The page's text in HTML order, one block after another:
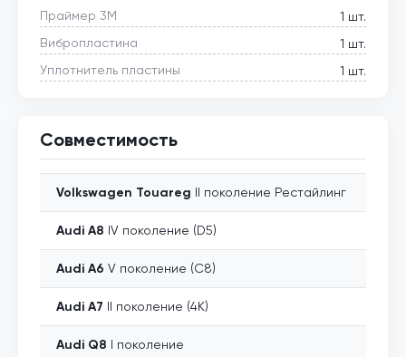
Праймер 3М
1 шт.
Вибропластина
1 шт.
Уплотнитель пластины
1 шт.
Совместимость
Volkswagen Touareg II поколение Рестайлинг
Audi A8 IV поколение (D5)
Audi A6 V поколение (C8)
Audi A7 II поколение (4K)
Audi Q8 I поколение